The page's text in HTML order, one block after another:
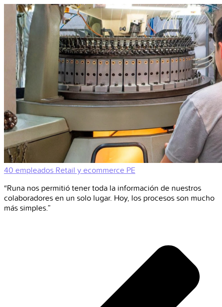
40 empleados Retail y ecommerce PE
“Runa nos permitió tener toda la información de nuestros
colaboradores en un solo lugar. Hoy, los procesos son mucho
más simples.”